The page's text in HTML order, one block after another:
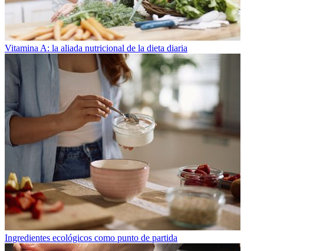
Vitamina A: la aliada nutricional de la dieta diaria
Ingredientes ecológicos como punto de partida